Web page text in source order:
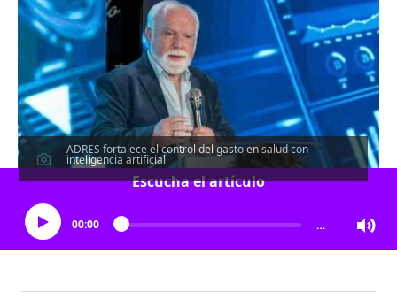
ADRES fortalece el control del gasto en salud con
inteligencia artificial
Escucha el artículo
00:00 …